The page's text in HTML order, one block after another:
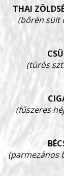
THAI
(bőrén sült
(túrós
(fűszeres
(parmezános